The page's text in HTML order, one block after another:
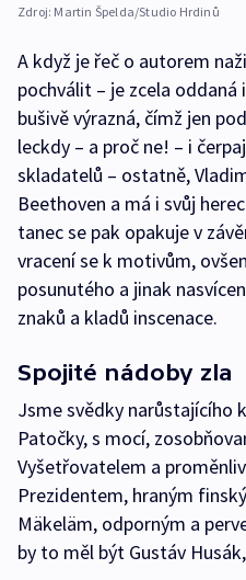
Zdroj: Martin Špelda/Studio Hrdinů
A když je řeč o autorem
pochválit – je zcela
bušivě výrazná, čímž jen
leckdy – a proč ne! – i
skladatelů – ostatně,
Beethoven a má i svůj
tanec se pak opakuje v
vracení se k motivům,
posunutého a jinak
znaků a kladů inscenace.
Spojité nádoby zla
Jsme svědky narůstajícího
Patočky, s mocí,
Vyšetřovatelem a
Prezidentem, hraným
Mäkeläm, odporným a
by to měl být Gustáv